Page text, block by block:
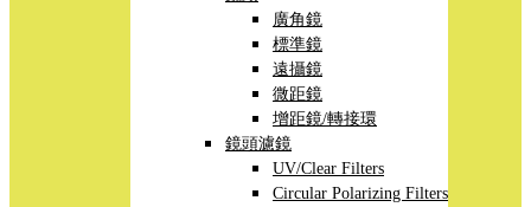
廣角鏡
標準鏡
遠攝鏡
微距鏡
增距鏡/轉接環
鏡頭濾鏡
UV/Clear Filters
Circular Polarizing Filters